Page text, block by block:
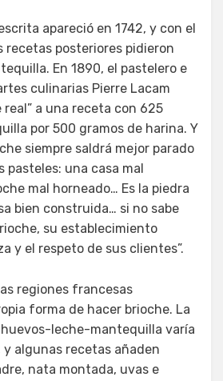
apareció en 1742, y con el
recetas posteriores pidieron
En 1890, el pastelero e
culinarias Pierre Lacam
real” a una receta con 625
por 500 gramos de harina. Y
siempre saldrá mejor parado
pasteles: una casa mal
mal horneado… Es la piedra
bien construida… si no sabe
su establecimiento
y el respeto de sus clientes”.
regiones francesas
forma de hacer brioche. La
leche-mantequilla varía
algunas recetas añaden
nata montada, uvas e